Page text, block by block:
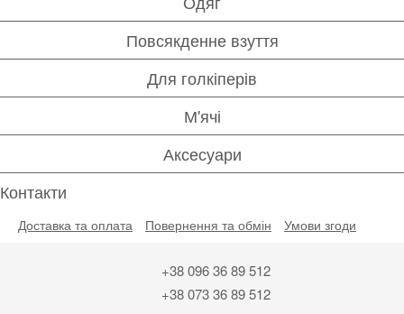
Повсякденне взуття
Для голкіперів
М'ячі
Аксесуари
Контакти
Доставка та оплата Повернення та обмін Умови згоди
+38 096 36 89 512
+38 073 36 89 512